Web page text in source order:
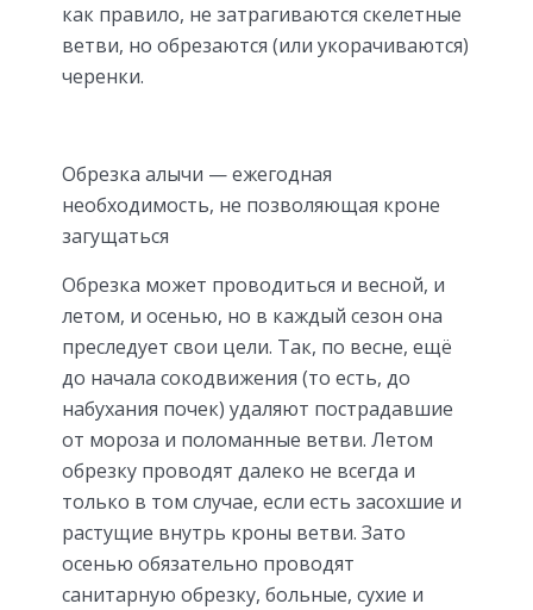
как правило, не затрагиваются скелетные
ветви, но обрезаются (или укорачиваются)
черенки.
Обрезка алычи — ежегодная
необходимость, не позволяющая кроне
загущаться
Обрезка может проводиться и весной, и
летом, и осенью, но в каждый сезон она
преследует свои цели. Так, по весне, ещё
до начала сокодвижения (то есть, до
набухания почек) удаляют пострадавшие
от мороза и поломанные ветви. Летом
обрезку проводят далеко не всегда и
только в том случае, если есть засохшие и
растущие внутрь кроны ветви. Зато
осенью обязательно проводят
санитарную обрезку, больные, сухие и